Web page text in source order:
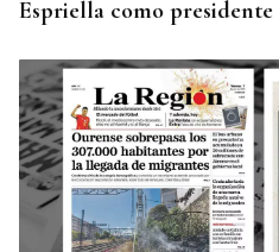
Espriella como